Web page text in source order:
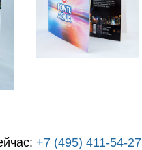
+7 (495) 411-54-27